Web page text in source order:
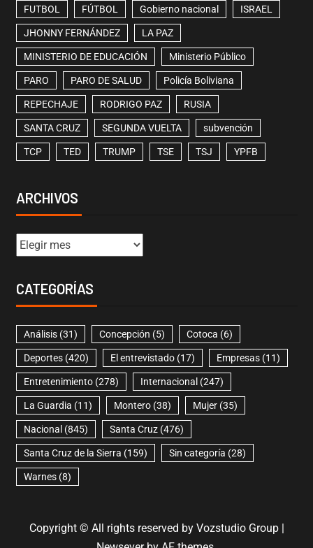
FUTBOL FÚTBOL Gobierno nacional ISRAEL
JHONNY FERNÁNDEZ LA PAZ
MINISTERIO DE EDUCACIÓN Ministerio Público
PARO PARO DE SALUD Policía Boliviana
REPECHAJE RODRIGO PAZ RUSIA
SANTA CRUZ SEGUNDA VUELTA subvención
TCP TED TRUMP TSE TSJ YPFB
ARCHIVOS
CATEGORÍAS
Análisis(31) Concepción (5) Cotoca (6)
Deportes(420) El entrevistado(17) Empresas(11)
Entretenimiento(278) Internacional (247)
La Guardia (11) Montero(38) Mujer(35)
Nacional (845) Santa Cruz(476)
Santa Cruz de la Sierra (159) Sin categoría (28)
Warnes(8)
Copyright © All rights reserved by Vozstudio Group |